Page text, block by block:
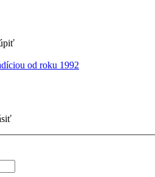
od roku 1992